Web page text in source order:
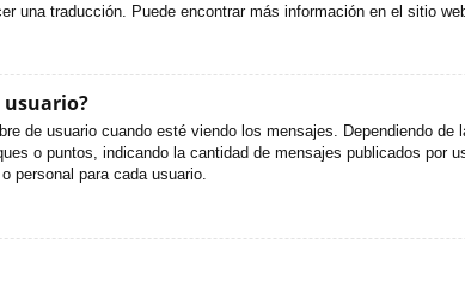
una traducción. Puede encontrar más información en el sitio
usuario?
de usuario cuando esté viendo los mensajes. Dependiendo
o puntos, indicando la cantidad de mensajes publicados por
personal para cada usuario.